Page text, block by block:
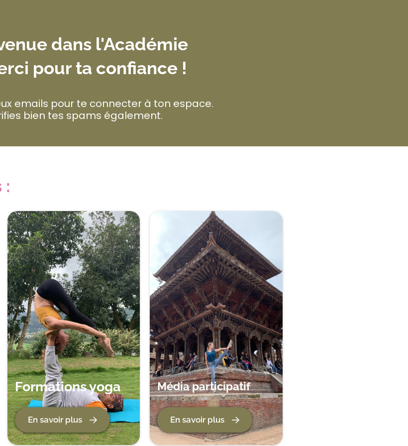
dans l'Académie
pour ta confiance !
emails pour te connecter à ton espace.
bien tes spams également.
:
Formations yoga
En savoir plus
Média participatif
En savoir plus